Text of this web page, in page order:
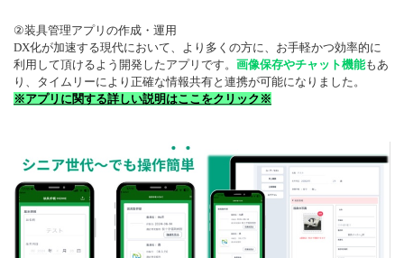
②装具管理アプリの作成・運用
DX化が加速する現代において、より多くの方に、お手軽かつ効率的に
利用して頂けるよう開発したアプリです。 画像保存やチャット機能もあ
り、タイムリーにより正確な情報共有と連携が可能になりました。
※アプリに関する詳しい説明はここをクリック※